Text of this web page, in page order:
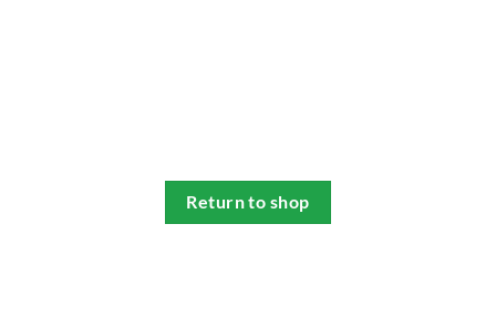
Return to shop